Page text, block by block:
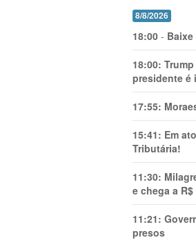
8/8/2026
18:00 -
18:00:
presidente é
17:55:
15:41: Em
Tributária!
11:30:
e chega a
11:21:
presos